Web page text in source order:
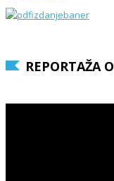
REPORTAŽA